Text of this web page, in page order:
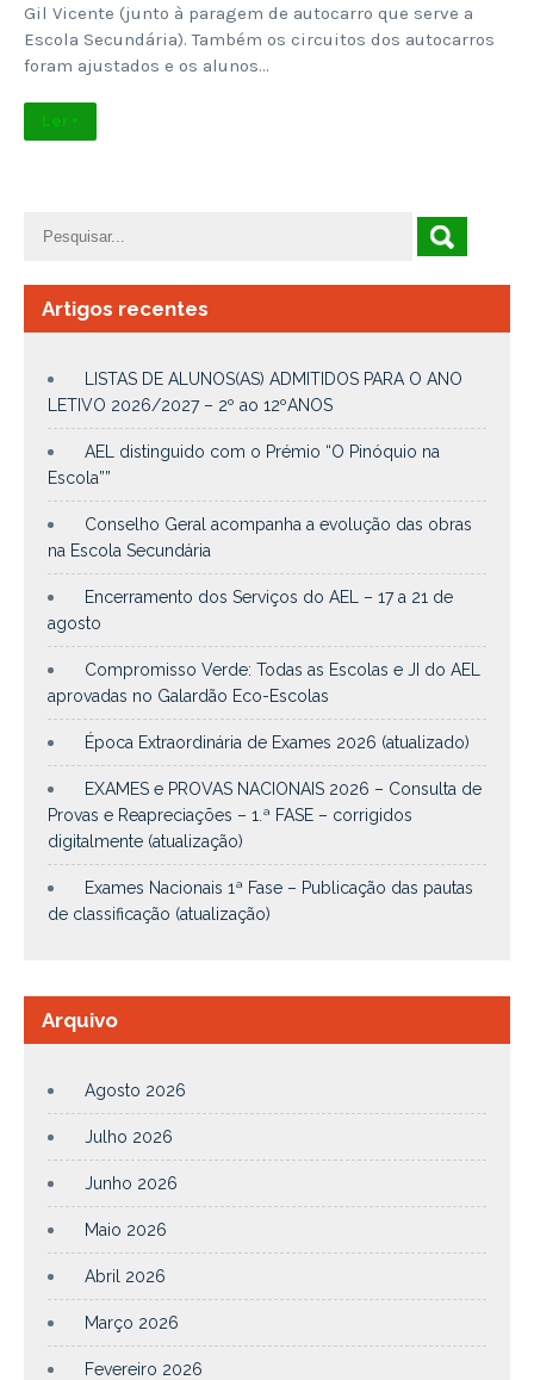
Gil Vicente (junto à paragem de autocarro que serve a
Escola Secundária). Também os circuitos dos autocarros
foram ajustados e os alunos…
Ler +
Artigos recentes
LISTAS DE ALUNOS(AS) ADMITIDOS PARA O ANO
LETIVO 2026/2027 – 2º ao 12ºANOS
AEL distinguido com o Prémio “O Pinóquio na
Escola””
Conselho Geral acompanha a evolução das obras
na Escola Secundária
Encerramento dos Serviços do AEL – 17 a 21 de
agosto
Compromisso Verde: Todas as Escolas e JI do AEL
aprovadas no Galardão Eco-Escolas
Época Extraordinária de Exames 2026 (atualizado)
EXAMES e PROVAS NACIONAIS 2026 – Consulta de
Provas e Reapreciações – 1.ª FASE – corrigidos
digitalmente (atualização)
Exames Nacionais 1ª Fase – Publicação das pautas
de classificação (atualização)
Arquivo
Agosto 2026
Julho 2026
Junho 2026
Maio 2026
Abril 2026
Março 2026
Fevereiro 2026